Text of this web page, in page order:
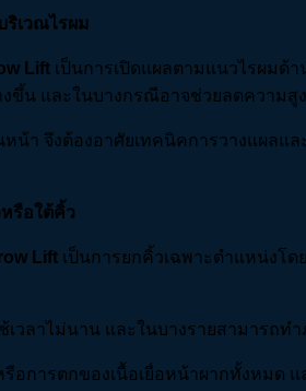
ริเวณไรผม
Lift เป็นการเปิดแผลตามแนวไรผมด้
ขึ้น และในบางกรณีอาจช่วยลดความสู
น้า จึงต้องอาศัยเทคนิคการวางแผลแ
รือใต้คิ้ว
Lift เป็นการยกคิ้วเฉพาะตำแหน่งโ
วลาไม่นาน และในบางรายสามารถทำ
อการตกของเนื้อเยื่อหน้าผากทั้งหมด